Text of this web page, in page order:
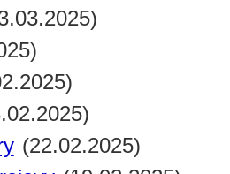
(22.02.2025)